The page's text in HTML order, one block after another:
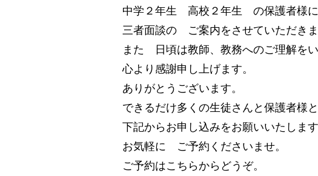
中学２年生 高校２年生 の保護者様に
三者面談の ご案内をさせていただきま
また 日頃は教師、教務へのご理解を
心より感謝申し上げます。
ありがとうございます。
できるだけ多くの生徒さんと保護者様
下記からお申し込みをお願いいたします
お気軽に ご予約くださいませ。
ご予約はこちらからどうぞ。